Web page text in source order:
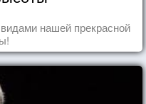
нашей прекрасной